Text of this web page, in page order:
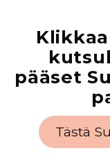
pääset
Tästä